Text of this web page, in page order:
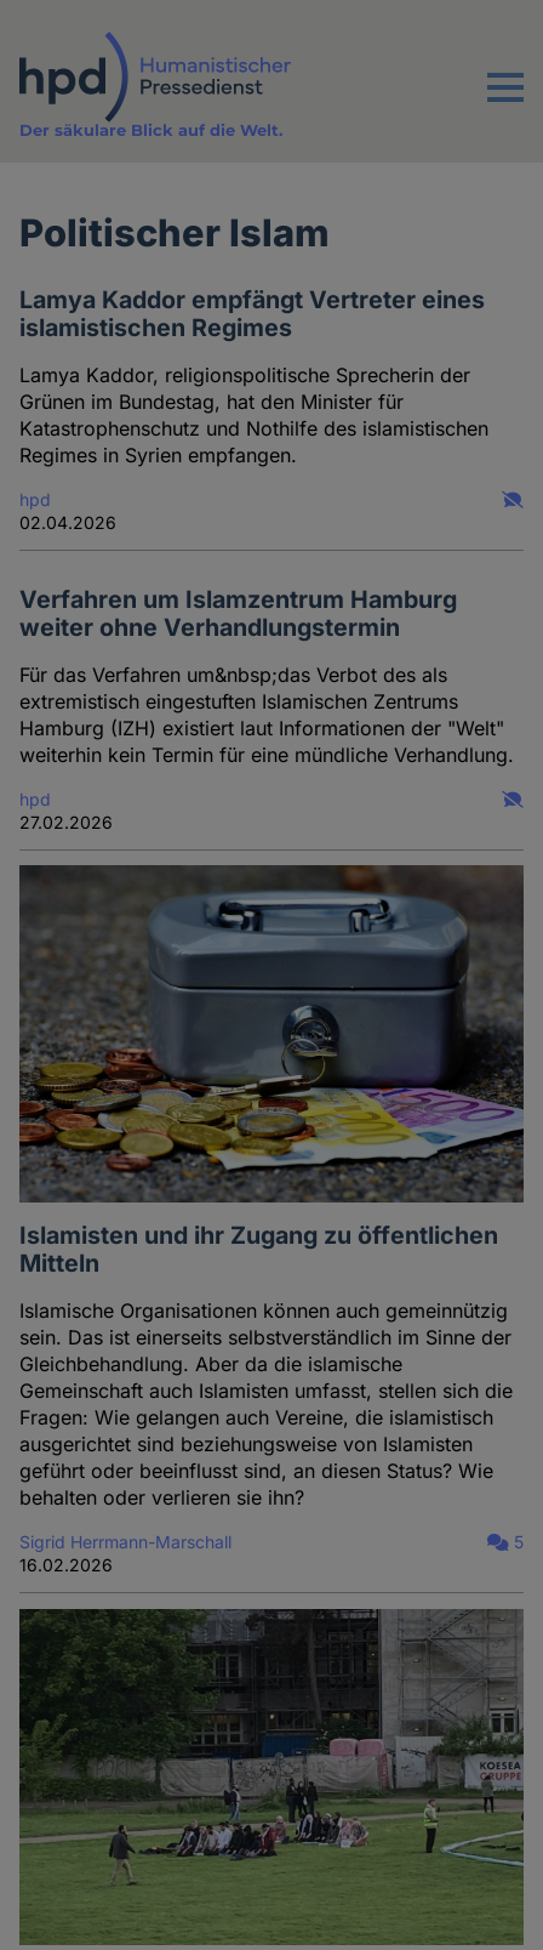
Inhalt
Menu
Der säkulare Blick auf die Welt.
Politischer Islam
Lamya Kaddor empfängt Vertreter eines
islamistischen Regimes
Lamya Kaddor, religionspolitische Sprecherin der
Grünen im Bundestag, hat den Minister für
Katastrophenschutz und Nothilfe des islamistischen
Regimes in Syrien empfangen.
hpd
02.04.2026
Verfahren um Islamzentrum Hamburg
weiter ohne Verhandlungstermin
Für das Verfahren um&nbsp;das Verbot des als
extremistisch eingestuften Islamischen Zentrums
Hamburg (IZH) existiert laut Informationen der "Welt"
weiterhin kein Termin für eine mündliche Verhandlung.
hpd
27.02.2026
Islamisten und ihr Zugang zu öffentlichen
Mitteln
Islamische Organisationen können auch gemeinnützig
sein. Das ist einerseits selbstverständlich im Sinne der
Gleichbehandlung. Aber da die islamische
Gemeinschaft auch Islamisten umfasst, stellen sich die
Fragen: Wie gelangen auch Vereine, die islamistisch
ausgerichtet sind beziehungsweise von Islamisten
geführt oder beeinflusst sind, an diesen Status? Wie
behalten oder verlieren sie ihn?
Sigrid Herrmann-Marschall
16.02.2026
5